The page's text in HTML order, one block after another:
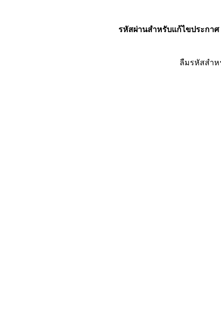
รหัสผ่านสำหรับแก้ไขประกาศ
ลืมรหัสสำ